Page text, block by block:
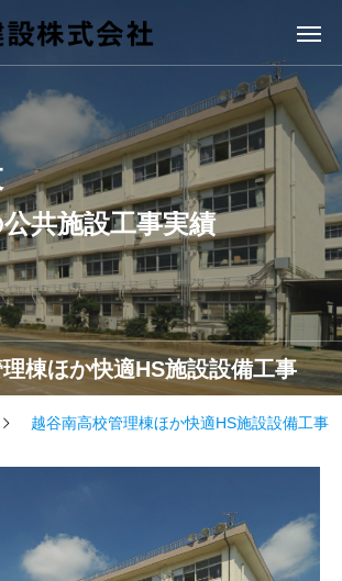
棟ほか快適HS施設設備工事
共施設工事実績
越谷南高校管理棟ほか快適HS施設設備工事